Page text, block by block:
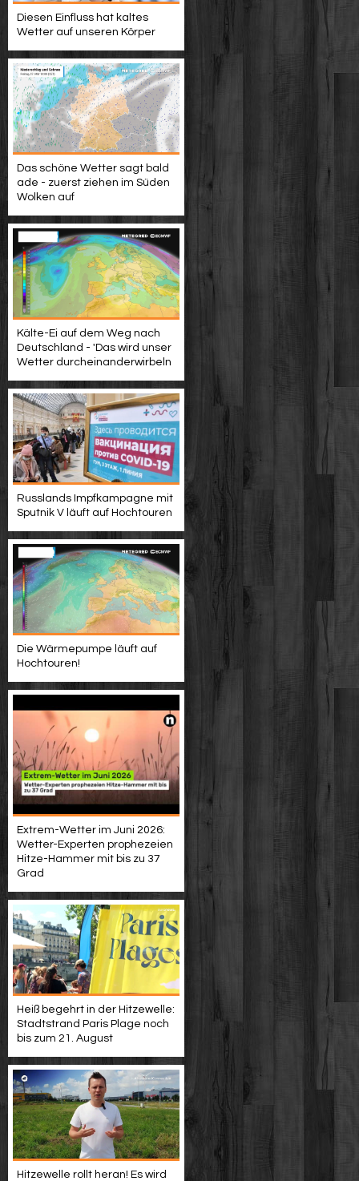
Diesen Einfluss hat kaltes
Wetter auf unseren Körper
Das schöne Wetter sagt bald
ade - zuerst ziehen im Süden
Wolken auf
Kälte-Ei auf dem Weg nach
Deutschland - 'Das wird unser
Wetter durcheinanderwirbeln
Russlands Impfkampagne mit
Sputnik V läuft auf Hochtouren
Die Wärmepumpe läuft auf
Hochtouren!
Extrem-Wetter im Juni 2026:
Wetter-Experten prophezeien
Hitze-Hammer mit bis zu 37
Grad
Heiß begehrt in der Hitzewelle:
Stadtstrand Paris Plage noch
bis zum 21. August
Hitzewelle rollt heran! Es wird